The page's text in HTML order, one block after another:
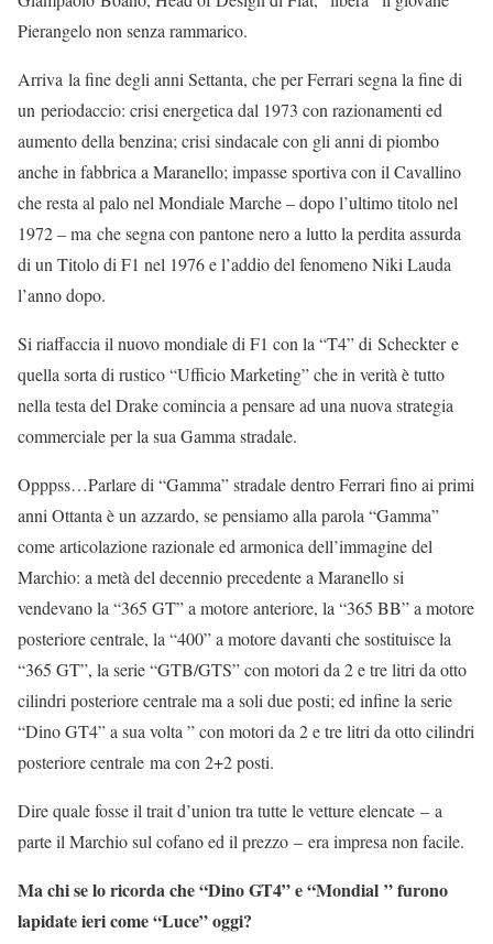
Pierangelo non senza rammarico.
Arriva la fine degli anni Settanta, che per Ferrari segna la fine di
un periodaccio: crisi energetica dal 1973 con razionamenti ed
aumento della benzina; crisi sindacale con gli anni di piombo
anche in fabbrica a Maranello; impasse sportiva con il Cavallino
che resta al palo nel Mondiale Marche – dopo l’ultimo titolo nel
1972 – ma che segna con pantone nero a lutto la perdita assurda
di un Titolo di F1 nel 1976 e l’addio del fenomeno Niki Lauda
l’anno dopo.
Si riaffaccia il nuovo mondiale di F1 con la “T4” di Scheckter e
quella sorta di rustico “Ufficio Marketing” che in verità è tutto
nella testa del Drake comincia a pensare ad una nuova strategia
commerciale per la sua Gamma stradale.
Opppss…Parlare di “Gamma” stradale dentro Ferrari fino ai primi
anni Ottanta è un azzardo, se pensiamo alla parola “Gamma”
come articolazione razionale ed armonica dell’immagine del
Marchio: a metà del decennio precedente a Maranello si
vendevano la “365 GT” a motore anteriore, la “365 BB” a motore
posteriore centrale, la “400” a motore davanti che sostituisce la
“365 GT”, la serie “GTB/GTS” con motori da 2 e tre litri da otto
cilindri posteriore centrale ma a soli due posti; ed infine la serie
“Dino GT4” a sua volta ” con motori da 2 e tre litri da otto cilindri
posteriore centrale ma con 2+2 posti.
Dire quale fosse il trait d’union tra tutte le vetture elencate – a
parte il Marchio sul cofano ed il prezzo – era impresa non facile.
Ma chi se lo ricorda che “Dino GT4” e “Mondial ” furono
lapidate ieri come “Luce” oggi?